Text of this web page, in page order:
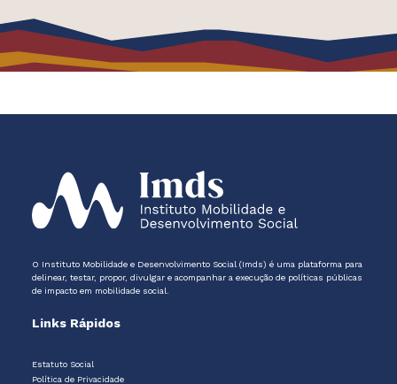
O Instituto Mobilidade e Desenvolvimento Social (Imds) é uma plataforma para
delinear, testar, propor, divulgar e acompanhar a execução de políticas públicas
de impacto em mobilidade social.
Links Rápidos
Estatuto Social
Política de Privacidade